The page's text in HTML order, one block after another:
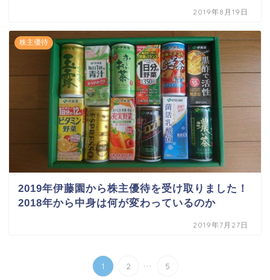
2019年8月19日
株主優待
2019年伊藤園から株主優待を受け取りました！
2018年から中身は何が変わっているのか
2019年7月27日
1 2 ... 5